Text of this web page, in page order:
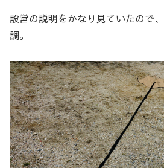
設営の説明をかなり見ていたので
調。